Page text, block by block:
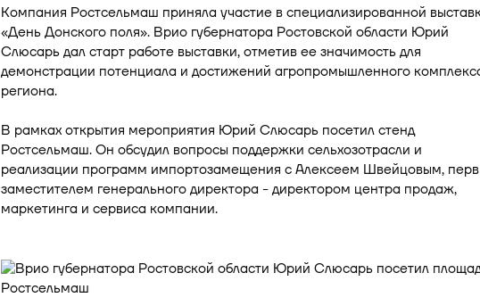
Компания Ростсельмаш приняла участие в специализированной
«День Донского поля». Врио губернатора Ростовской области Юрий
Слюсарь дал старт работе выставки, отметив ее значимость для
демонстрации потенциала и достижений агропромышленного
региона.
В рамках открытия мероприятия Юрий Слюсарь посетил стенд
Ростсельмаш. Он обсудил вопросы поддержки сельхозотрасли и
реализации программ импортозамещения с Алексеем Швейцовым,
заместителем генерального директора - директором центра продаж,
маркетинга и сервиса компании.